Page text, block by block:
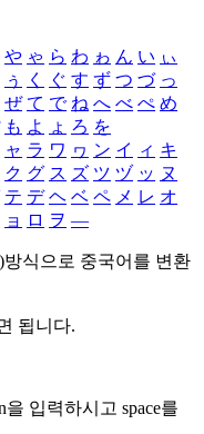
や ゃ ら わ ゎ ん い ぃ
ぅ く ぐ す ず つ づ っ
ぜ て で ね へ べ ぺ め
も よ ょ ろ を
ャ ラ ワ ヮ ン イ ィ キ
ク グ ス ズ ツ ヅ ッ ヌ
テ デ ヘ ベ ペ メ レ オ
ョ ロ ヲ ―
식으로 중국어를 변환
됩니다.
을 입력하시고 space를